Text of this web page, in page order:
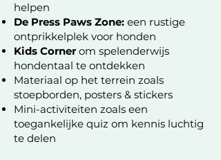
helpen
De Press Paws Zone: een rustige
ontprikkelplek voor honden
Kids Corner om spelenderwijs
hondentaal te ontdekken
Materiaal op het terrein zoals
stoepborden, posters & stickers
Mini-activiteiten zoals een
toegankelijke quiz om kennis luchtig
te delen